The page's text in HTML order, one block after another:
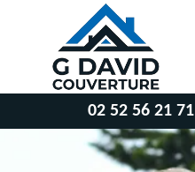
02 52 56 21 71